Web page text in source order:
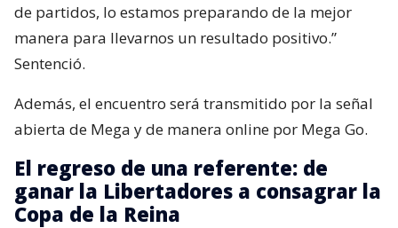
de partidos, lo estamos preparando de la mejor
manera para llevarnos un resultado positivo.”
Sentenció.
Además, el encuentro será transmitido por la señal
abierta de Mega y de manera online por Mega Go.
El regreso de una referente: de
ganar la Libertadores a consagrar la
Copa de la Reina